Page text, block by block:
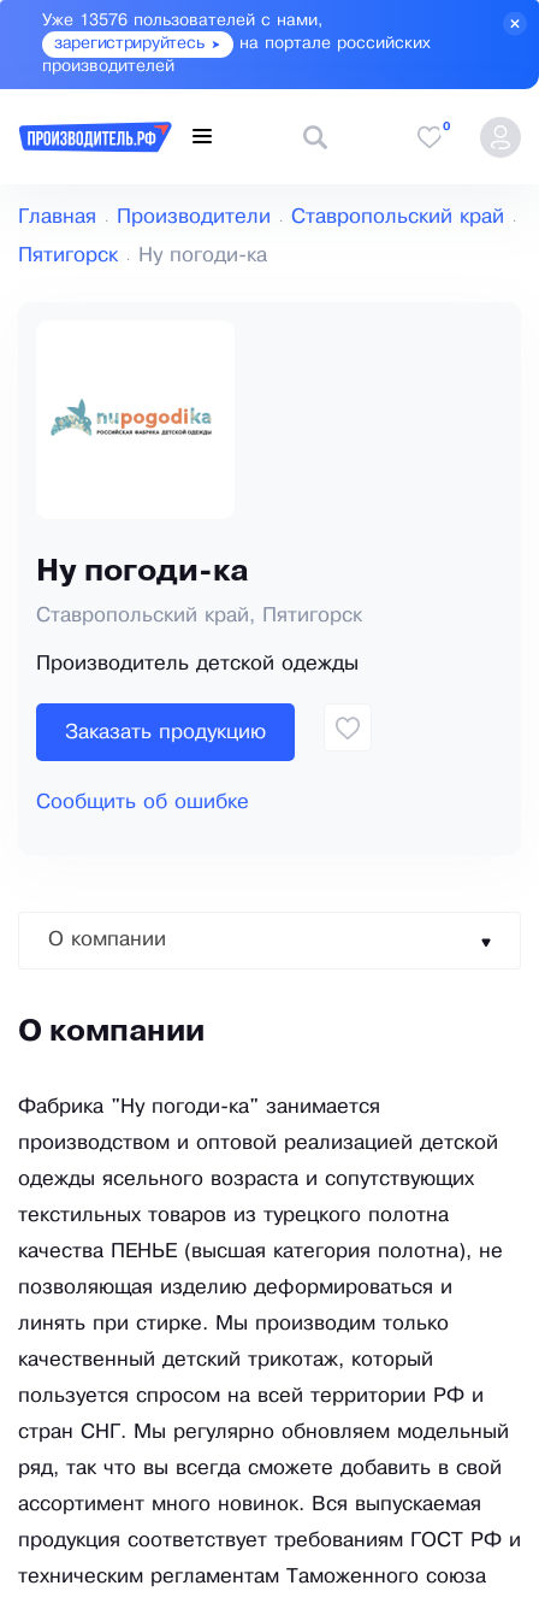
Уже 13576 пользователей с нами,
зарегистрируйтесь
на портале российских
производителей
0
Главная Производители Ставропольский край
Пятигорск Ну погоди-ка
Ну погоди-ка
Ставропольский край, Пятигорск
Производитель детской одежды
Заказать продукцию
Сообщить об ошибке
О компании
О компании
Фабрика "Ну погоди-ка" занимается
производством и оптовой реализацией детской
одежды ясельного возраста и сопутствующих
текстильных товаров из турецкого полотна
качества ПЕНЬЕ (высшая категория полотна), не
позволяющая изделию деформироваться и
линять при стирке. Мы производим только
качественный детский трикотаж, который
пользуется спросом на всей территории РФ и
стран СНГ. Мы регулярно обновляем модельный
ряд, так что вы всегда сможете добавить в свой
ассортимент много новинок. Вся выпускаемая
продукция соответствует требованиям ГОСТ РФ и
техническим регламентам Таможенного союза